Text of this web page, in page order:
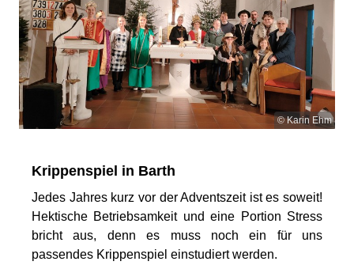
© Karin Ehm
Krippenspiel in Barth
Jedes Jahres kurz vor der Adventszeit ist es soweit!
Hektische Betriebsamkeit und eine Portion Stress
bricht aus, denn es muss noch ein für uns
passendes Krippenspiel einstudiert werden.